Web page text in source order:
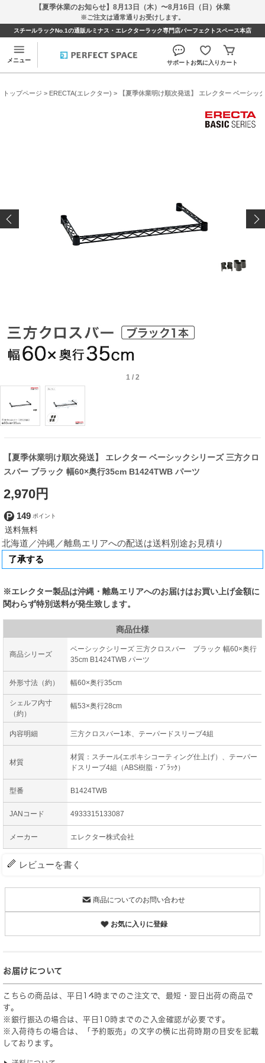
【夏季休業のお知らせ】8月13日（木）〜8月16日（日）休業
※ご注文は通常通りお受けします。
スチールラックNo.1の通販ルミナス・エレクターラック専門店パーフェクトスペース本店
メニュー サポートお気に入り カート
トップページ > ERECTA(エレクター) > 【夏季休業明け順次発送】 エレクター ベーシッ
1/ 2
【夏季休業明け順次発送】 エレクター ベーシックシリーズ 三方クロ
スバー ブラック 幅60×奥行35cm B1424TWB パーツ
2,970円
149
北海道／沖縄／離島エリアへの配送は送料別途お見積り
※エレクター製品は沖縄・離島エリアへのお届けはお買い上げ金額に
関わらず特別送料が発生致します。
商品仕様
商品シリーズ
ベーシックシリーズ 三方クロスバー ブラック 幅60×奥行
35cm B1424TWB パーツ
外形寸法（約） 幅60×奥行35cm
シェルフ内寸
（約）
幅53×奥行28cm
内容明細 三方クロスバー1本、テーパードスリーブ4組
材質
材質：スチール(エポキシコーティング仕上げ）、テーパー
ドスリーブ4組（ABS樹脂・ﾌﾞﾗｯｸ）
型番 B1424TWB
JANコード 4933315133087
メーカー エレクター株式会社
レビューを書く
商品についてのお問い合わせ
お気に入りに登録